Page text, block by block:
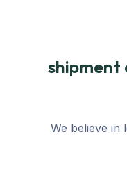
shipment
We believe in